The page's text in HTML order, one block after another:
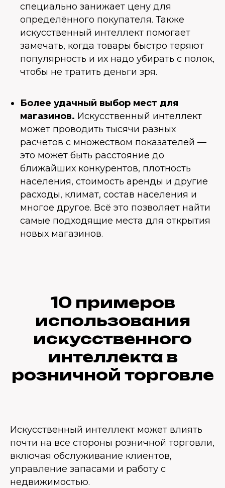
специально занижает цену для
определённого покупателя. Также
искусственный интеллект помогает
замечать, когда товары быстро теряют
популярность и их надо убирать с полок,
чтобы не тратить деньги зря.
Более удачный выбор мест для
магазинов. Искусственный интеллект
может проводить тысячи разных
расчётов с множеством показателей —
это может быть расстояние до
ближайших конкурентов, плотность
населения, стоимость аренды и другие
расходы, климат, состав населения и
многое другое. Всё это позволяет найти
самые подходящие места для открытия
новых магазинов.
10 примеров
использования
искусственного
интеллекта в
розничной торговле
Искусственный интеллект может влиять
почти на все стороны розничной торговли,
включая обслуживание клиентов,
управление запасами и работу с
недвижимостью.